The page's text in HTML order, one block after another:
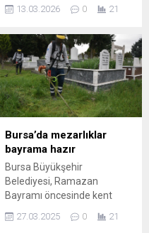
ceza infaz kurumlarında
açacak. Açık görüşlerde,
mahkumların yakınlarıyla bir
araya gelerek
bayramlaşmalarına imkan
tanınacak. Kurumun türüne
ve idari ...
13.03.2026 0 21
Bursa’da mezarlıklar
bayrama hazır
Bursa Büyükşehir
Belediyesi, Ramazan
Bayramı öncesinde kent
genelindeki tüm
mezarlıklarda kapsamlı
27.03.2025 0 21